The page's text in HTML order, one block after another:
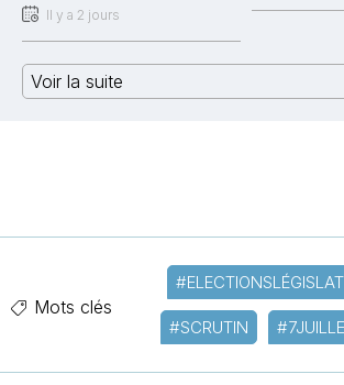
Il y a 2 jours
Voir la suite
Mots clés
#SCRUTIN